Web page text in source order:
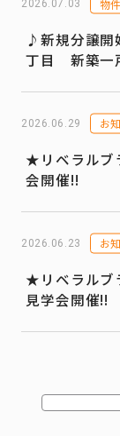
2026.07.03 物
♪新規分譲
丁目 新築一
2026.06.29 お
★リベラル
会開催!!
2026.06.23 お
★リベラル
見学会開催!!